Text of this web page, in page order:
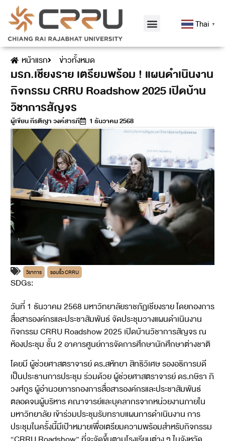
Thai ▼
หน้าแรก ข่าวทั้งหมด
มรภ.เชียงราย เตรียมพร้อม ! แผนดำเนินงาน
กิจกรรม CRRU Roadshow 2025 เปิดบ้าน
วิชาการสัญจร
ผู้เขียนกีรติญา วงค์สารภี 1 ธันวาคม 2568
วิชาการ รอบรั้ว CRRU
SDGs:
วันที่ 1 ธันวาคม 2568 มหาวิทยาลัยราชภัฏเชียงราย โดยกองการ
สื่อสารองค์กรและประชาสัมพันธ์ จัดประชุมวางแผนดำเนินงาน
กิจกรรม CRRU Roadshow 2025 เปิดบ้านวิชาการสัญจร ณ
ห้องประชุม ชั้น 2 อาคารศูนย์การจัดการศึกษานักศึกษาต่างชาติ
โดยมี ผู้ช่วยศาสตราจารย์ ดร.สหัทยา สิทธิวิเศษ รองอธิการบดี
เป็นประธานการประชุม ร่วมด้วย ผู้ช่วยศาสตราจารย์ ดร.กษิรา ภิ
วงศ์กูร ผู้อำนวยการกองการสื่อสารองค์กรและประชาสัมพันธ์
ตลอดจนผู้บริหาร คณาจารย์และบุคลากรจากหน่วยงานภายใน
มหาวิทยาลัย เข้าร่วมประชุมรับทราบแผนการดำเนินงาน การ
ประชุมในครั้งนี้มีเป้าหมายเพื่อเตรียมความพร้อมสำหรับกิจกรรม